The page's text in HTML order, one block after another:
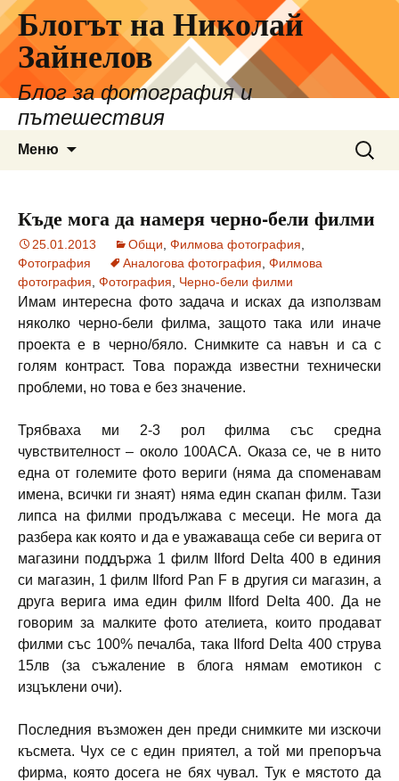
Блогът на Николай
Зайнелов
Блог за фотография и
пътешествия
Меню
Къде мога да намеря черно-бели филми
25.01.2013 Общи Филмова фотография
Фотография
Аналогова фотография Филмова
фотография Фотография Черно-бели филми
Имам интересна фото задача и исках да използвам
няколко черно-бели филма, защото така или иначе
проекта е в черно/бяло. Снимките са навън и са с
голям контраст. Това поражда известни технически
проблеми, но това е без значение.
Трябваха ми 2-3 рол филма със средна
чувствителност – около 100АСА. Оказа се, че в нито
една от големите фото вериги (няма да споменавам
имена, всички ги знаят) няма един скапан филм. Тази
липса на филми продължава с месеци. Не мога да
разбера как която и да е уважаваща себе си верига от
магазини поддържа 1 филм Ilford Delta 400 в единия
си магазин, 1 филм Ilford Pan F в другия си магазин, а
друга верига има един филм Ilford Delta 400. Да не
говорим за малките фото ателиета, които продават
филми със 100% печалба, така Ilford Delta 400 струва
15лв (за съжаление в блога нямам емотикон с
изцъклени очи).
Последния възможен ден преди снимките ми изскочи
късмета. Чух се с един приятел, а той ми препоръча
фирма, която досега не бях чувал. Тук е мястото да